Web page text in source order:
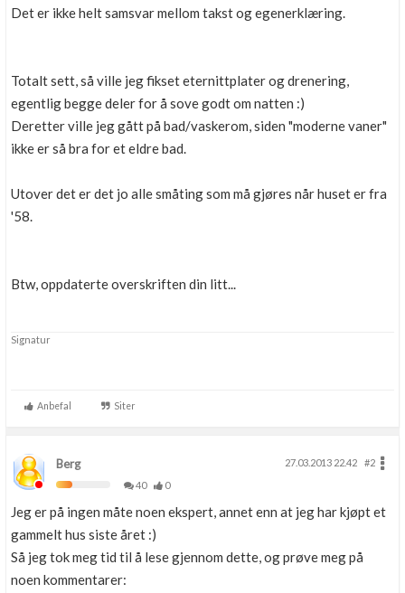
Det er ikke helt samsvar mellom takst og egenerklæring.
Totalt sett, så ville jeg fikset eternittplater og drenering,
egentlig begge deler for å sove godt om natten :)
Deretter ville jeg gått på bad/vaskerom, siden "moderne vaner"
ikke er så bra for et eldre bad.
Utover det er det jo alle småting som må gjøres når huset er fra
'58.
Btw, oppdaterte overskriften din litt...
Signatur
Anbefal Siter
Berg 27.03.2013 22.42
#2
40
0
Jeg er på ingen måte noen ekspert, annet enn at jeg har kjøpt et
gammelt hus siste året :)
Så jeg tok meg tid til å lese gjennom dette, og prøve meg på
noen kommentarer: